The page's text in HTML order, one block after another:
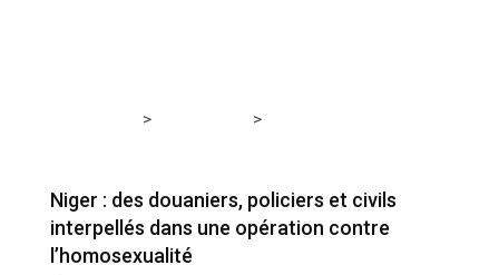
> >
Niger : des douaniers, policiers et civils
interpellés dans une opération contre
l’homosexualité